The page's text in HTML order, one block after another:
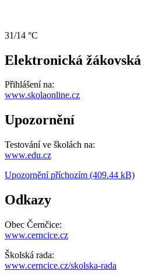
31/14 °C
Elektronická žákovská
Přihlášení na:
www.skolaonline.cz
Upozornění
Testování ve školách na:
www.edu.cz
Upozornění příchozím (409.44 kB)
Odkazy
Obec Černčice:
www.cerncice.cz
Školská rada:
www.cerncice.cz/skolska-rada